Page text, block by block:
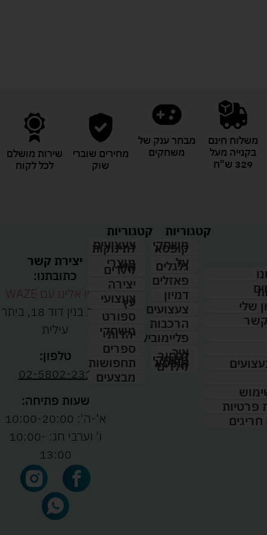
משלוח חינם
בקנייה מעל
329 ש"ח
מבחר ענק של
משחקים
מחירים שוברי
שוק
שירות מושלם
לכל לקוח
שלי
קשר
פרטיות
חריגים
קטגוריות
משחקי
קופסא
על
גלגלים
פאזלים
דמיון
צעצועים
הרכבות
פליימוביל
איך
לבחור
משחקי
קופסא
לילדים
קטגוריות
צעצועים
לתינוקות
מוצרי
קיץ
לילדים
יצירה
צעצועי
עץ
ספורט
משחקי
יהדות
ספרים
תחפושות
מבצעים
יצירת קשר
כתובתנו:
נווטו אלינו עם WAZE
רחוב בנין דוד 18, ביתר
עילית
טלפון:
02-5802-231
שעות פתיחה:
א'-ה': 10:00-20:00
ו' וערבי חג: 10:00-
13:00